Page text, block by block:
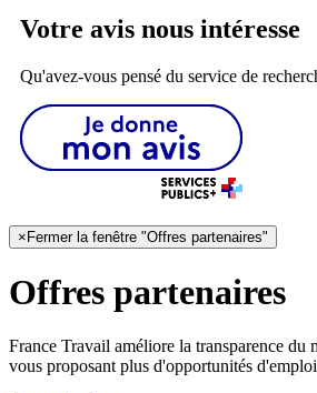
Votre avis nous intéresse
Qu'avez-vous pensé du service de
×Fermer la fenêtre "Offres partenaires"
Offres partenaires
France Travail améliore la transparence du
vous proposant plus d'opportunités